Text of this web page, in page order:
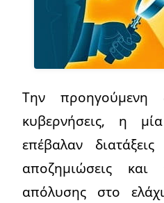
Την προηγούμενη
κυβερνήσεις, η
επέβαλαν
αποζημιώσεις
απόλυσης στο